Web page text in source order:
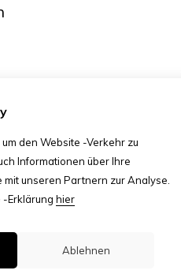
den Website -Verkehr zu
Informationen über Ihre
unseren Partnern zur Analyse.
-Erklärung hier
Ablehnen